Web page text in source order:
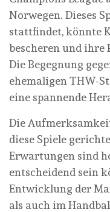
Norwegen. Dieses
stattfindet, könnte
bescheren und ihre
Die Begegnung
ehemaligen THW-
eine spannende
Die
diese Spiele
Erwartungen sind
entscheidend sein
Entwicklung der
als auch im